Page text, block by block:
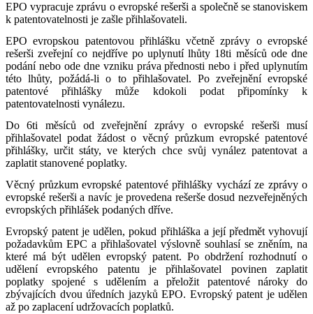
EPO vypracuje zprávu o evropské rešerši a společně se stanoviskem
k patentovatelnosti je zašle přihlašovateli.
EPO evropskou patentovou přihlášku včetně zprávy o evropské
rešerši zveřejní co nejdříve po uplynutí lhůty 18ti měsíců ode dne
podání nebo ode dne vzniku práva přednosti nebo i před uplynutím
této lhůty, požádá-li o to přihlašovatel. Po zveřejnění evropské
patentové přihlášky může kdokoli podat připomínky k
patentovatelnosti vynálezu.
Do 6ti měsíců od zveřejnění zprávy o evropské rešerši musí
přihlašovatel podat žádost o věcný průzkum evropské patentové
přihlášky, určit státy, ve kterých chce svůj vynález patentovat a
zaplatit stanovené poplatky.
Věcný průzkum evropské patentové přihlášky vychází ze zprávy o
evropské rešerši a navíc je provedena rešerše dosud nezveřejněných
evropských přihlášek podaných dříve.
Evropský patent je udělen, pokud přihláška a její předmět vyhovují
požadavkům EPC a přihlašovatel výslovně souhlasí se zněním, na
které má být udělen evropský patent. Po obdržení rozhodnutí o
udělení evropského patentu je přihlašovatel povinen zaplatit
poplatky spojené s udělením a přeložit patentové nároky do
zbývajících dvou úředních jazyků EPO. Evropský patent je udělen
až po zaplacení udržovacích poplatků.